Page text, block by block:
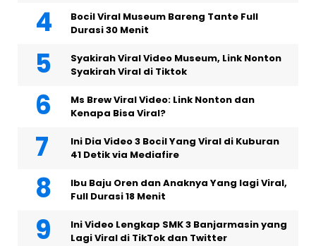
Bocil Viral Museum Bareng Tante Full
Durasi 30 Menit
Syakirah Viral Video Museum, Link Nonton
Syakirah Viral di Tiktok
Ms Brew Viral Video: Link Nonton dan
Kenapa Bisa Viral?
Ini Dia Video 3 Bocil Yang Viral di Kuburan
41 Detik via Mediafire
Ibu Baju Oren dan Anaknya Yang lagi Viral,
Full Durasi 18 Menit
Ini Video Lengkap SMK 3 Banjarmasin yang
Lagi Viral di TikTok dan Twitter